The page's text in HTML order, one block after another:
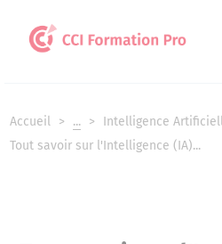
Accueil ...
Intelligence
Tout savoir sur l'Intelligence (IA)...